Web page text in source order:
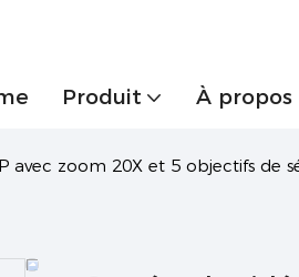
Produit À propos
avec zoom 20X et 5 objectifs de